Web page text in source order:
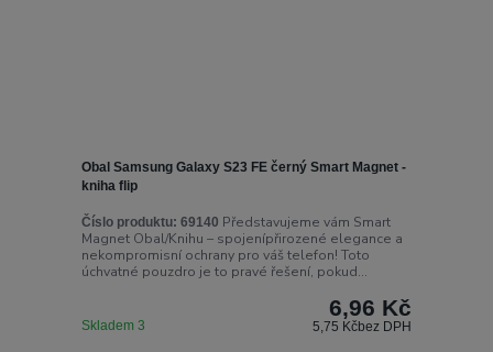
Obal Samsung Galaxy S23 FE černý Smart Magnet -
kniha flip
Číslo produktu: 69140 Představujeme vám Smart
Magnet Obal/Knihu – spojenípřirozené elegance a
nekompromisní ochrany pro váš telefon! Toto
úchvatné pouzdro je to pravé řešení, pokud...
6,96 Kč
5,75 Kčbez DPH
Skladem 3